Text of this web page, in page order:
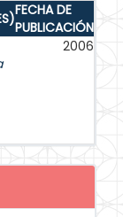
FECHA DE
PUBLICACIÓN
2006